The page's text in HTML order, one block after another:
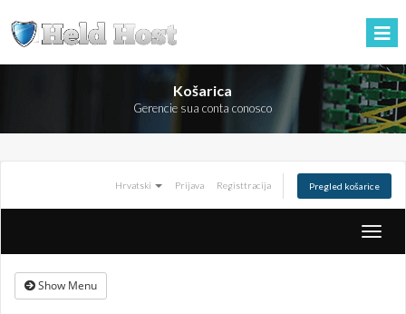
Košarica
Gerencie sua conta conosco
Hrvatski Prijava Registtracija Pregled košarice
Toggle
Show Menu